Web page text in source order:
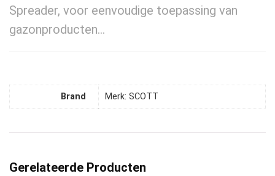
Spreader, voor eenvoudige toepassing van
gazonproducten…
Brand Merk: SCOTT
Gerelateerde Producten